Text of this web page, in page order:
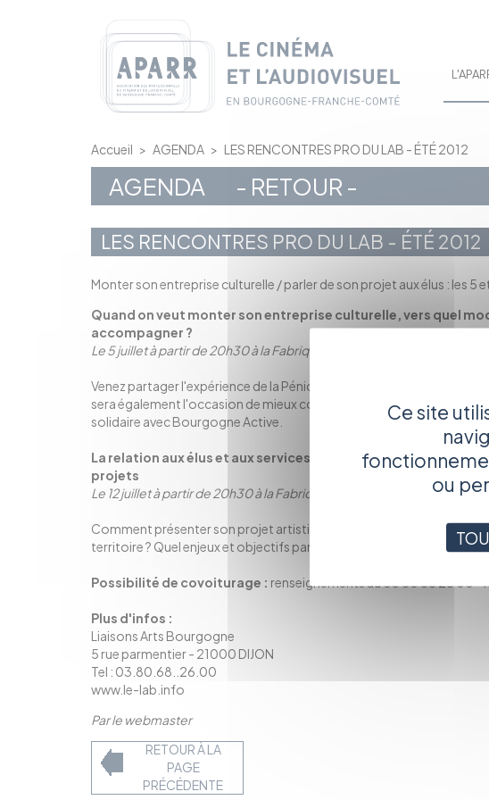
Accueil > AGENDA > LES RENCONTRES PRO DU LAB - ÉTÉ 2012
AGENDA - RETOUR -
LES RENCONTRES PRO DU LAB - ÉTÉ 2012
Monter son entreprise culturelle / parler de son projet aux élus : les 5 et
Quand on veut monter son entreprise culturelle, vers quel
accompagner ?
Le 5 juillet à partir de 20h30 à la Fabrique, Saizeray - 21210 Missery
Venez partager l'expérience de la Péniche Cancale à Dijon à travers
sera également l'occasion de mieux connaître le dispositif local
solidaire avec Bourgogne Active.
La relation aux élus et aux services des collectivités
projets
Le 12 juillet à partir de 20h30 à la Fabrique, Saizeray - 21210 Missery
Comment présenter son projet artistique et culturel aux élus et à
territoire ? Quel enjeux et objectifs partager pour mieux travailler
Possibilité de covoiturage : renseignements au 03 80 68 26 00 -
Plus d'infos :
Liaisons Arts Bourgogne
5 rue parmentier - 21000 DIJON
Tel : 03.80.68..26.00
www.le-lab.info
Par le webmaster
RETOUR À LA
PAGE
PRÉCÉDENTE
Ce site
ou